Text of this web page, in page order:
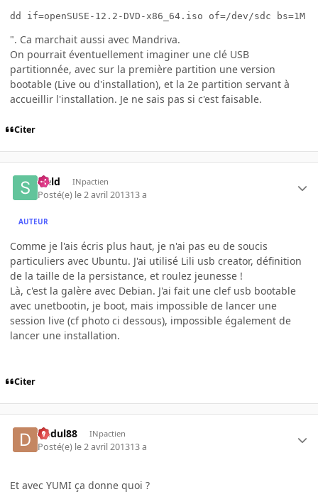
dd if=openSUSE-12.2-DVD-x86_64.iso of=/dev/sdc bs=1M
". Ca marchait aussi avec Mandriva.
On pourrait éventuellement imaginer une clé USB
partitionnée, avec sur la première partition une version
bootable (Live ou d'installation), et la 2e partition servant à
accueillir l'installation. Je ne sais pas si c'est faisable.
Citer
sield INpactien
Posté(e) le 2 avril 201313 a
AUTEUR
Comme je l'ais écris plus haut, je n'ai pas eu de soucis
particuliers avec Ubuntu. J'ai utilisé Lili usb creator, définition
de la taille de la persistance, et roulez jeunesse !
Là, c'est la galère avec Debian. J'ai fait une clef usb bootable
avec unetbootin, je boot, mais impossible de lancer une
session live (cf photo ci dessous), impossible également de
lancer une installation.
Citer
dudul88 INpactien
Posté(e) le 2 avril 201313 a
Et avec YUMI ça donne quoi ?